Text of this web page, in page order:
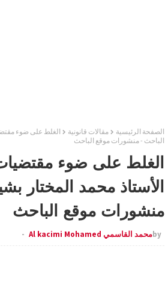
الصفحة الرئيسية مقالات قانونية
الباحث - منشورات موقع الباحث
الغلط على ضوء مقتضيات
منشورات موقع الباحث
byمحمد القاسمي Al kacimi Mohamed